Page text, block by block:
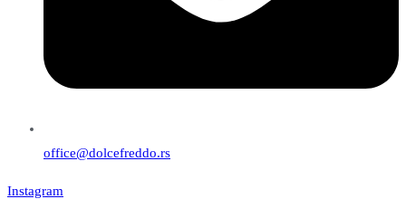
office@dolcefreddo.rs
Instagram